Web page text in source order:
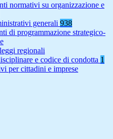
normativi su organizzazione e
generali 938
di programmazione strategico-
regionali
e codice di condotta 1
per cittadini e imprese